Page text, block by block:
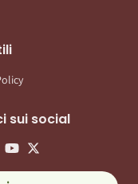
sui social